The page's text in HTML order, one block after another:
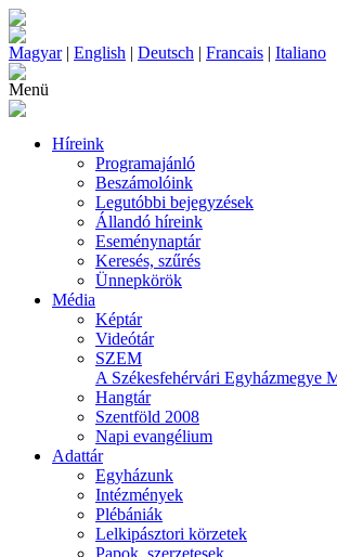
Magyar| English | Deutsch | Francais | Italiano
Menü
Híreink
Programajánló
Beszámolóink
Legutóbbi bejegyzések
Állandó híreink
Eseménynaptár
Keresés, szűrés
Ünnepkörök
Média
Képtár
Videótár
SZEM
A Székesfehérvári Egyházmegye
Hangtár
Szentföld 2008
Napi evangélium
Adattár
Egyházunk
Intézmények
Plébániák
Lelkipásztori körzetek
Papok, szerzetesek